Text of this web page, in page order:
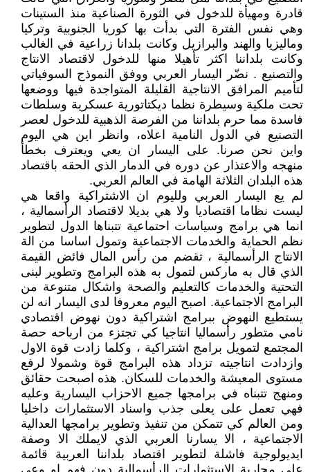
قادرة ومهيأة للدخول في الثورة الصناعية منذ الستينات
وهي نفس الفترة التي بدأت بها كوريا الجنوبية وتركيا
وماليزيا والهند والبرازيل وكانت بلدانا زراعية في الغالب
وكانت بلداننا اكثر تأهيلا منها للدخول لاقتصاد الانتاج
والتصنيع . نضّر اليسار العربي ووفق النموذج السوفياتي
لتأميم المرافق الانتاجية القليلة المتواجدة فيها ووضعها
تحت ملكية وسيطرة نظما ديكتاتورية عسكرية وسلطات
فاسدة مما حرم بلداننا من الفرصة الذهبية للدخول لعصر
التصنيع في الدول النامية اعلاه، وانظر اين هي اليوم
واين نحن صرنا. على اليسار ان يعي ويعترف بخطأ
منهجه والاعتذار عن دوره في الدمار الذي الحقه باقتصاد
هذه البلدان الثلاثة الهامة في العالم العربي.
لم يع اليسار العربي ولليوم ان الاشتراكية واقعا هي
ليست نظاما اقتصاديا ولا هي بديلا لاقتصاد الرأسمالية ،
انما هي برامج وسياسات احتماعية تتبناها الدول لتطوير
نظم الحماية والخدمات الاجتماعية وتمول اساسا من الة
الانتاج الرأسمالية ، تقضم من رأس المال فائض القيمة
الذي قال به ماركس لتمول به هذه البرامج وتطوير لبنى
التحتية والخدمات كالتعليم والصحة واشكال متنوعة من
البرامج الاجتماعية. اصبح اليوم معروفا لدى اليسار انه لن
يستطيع النهوض ببرامج اشتراكية دون نهوض اقتصادي
نامي متطور رأسماليا انتاجيا كي تجتزء من ارباحه حصة
المجتمع لتمويل برامج اشتراكية ، وكلما زادت قوة الاول
وازدادت انتاجيته تزداد هذه البرامج قوة وشمولا لرفع
مستوى المعيشة والخدمات للسكان. هذه اصبحت حقائق
ومنهج تتبناه في برامجها جميع الاحزاب اليسارية وعليه
فهي تعمل على يعلى جذب واسناد الاستثمارات داخليا
ومن العالم كي تتمكن من تنفيذ وتطوير برامجها العدالية
الاجتماعية ، الا يسارنا العربي الذي لايملك الا وصفة
ايديولوجية فاشلة لتطوير اقتصاد بلداننا العربية قائمة